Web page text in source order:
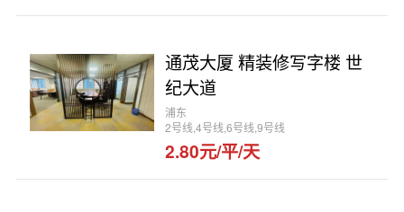
通茂大厦 精装修写字楼 世
纪大道
浦东
2号线,4号线,6号线,9号线
2.80元/平/天